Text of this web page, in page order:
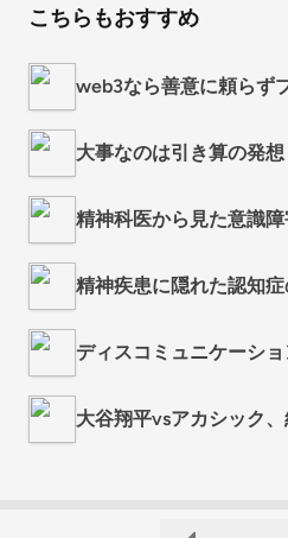
こちらもおすすめ
web3なら善意に頼らず
大事なのは引き算の発
精神科医から見た意識
精神疾患に隠れた認知
ディスコミュニケーシ
大谷翔平vsアカシック、